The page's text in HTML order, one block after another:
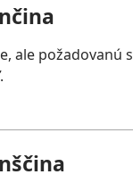
ale požadovanú